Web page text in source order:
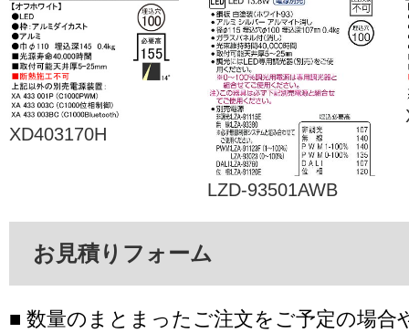
XD403170H
LZD-93501AWB
お見積りフォーム
■ 数量のまとまったご注文をご予定の場合